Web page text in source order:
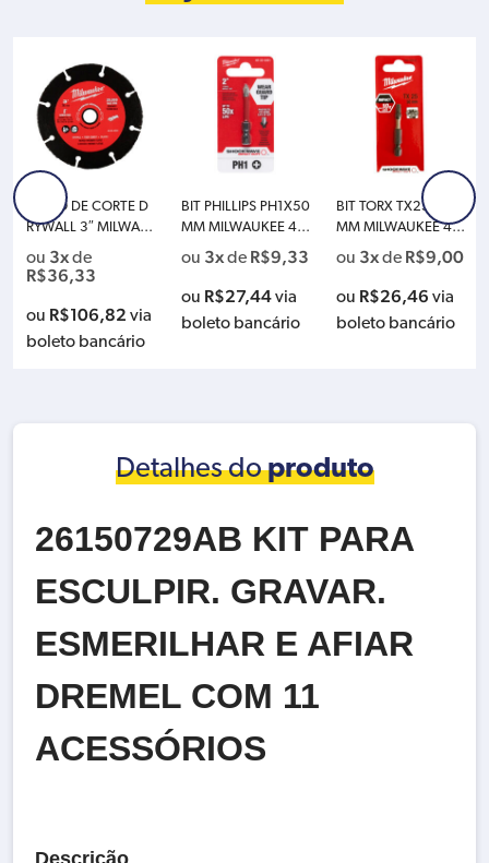
DISCO DE CORTE D
RYWALL 3″ MILWAU
KEE 49-94-3005
ou 3xde
R$36,33
ou R$106,82 via
boleto bancário
BIT PHILLIPS PH1X50
MM MILWAUKEE 48-
32-4461
ou 3xde R$9,33
ou R$27,44via
boleto bancário
BIT TORX TX25X50
MM MILWAUKEE 49
32352444
ou 3xde R$9,00
ou R$26,46 via
boleto bancário
Detalhes doproduto
26150729AB KIT PARA
ESCULPIR. GRAVAR.
ESMERILHAR E AFIAR
DREMEL COM 11
ACESSÓRIOS
Descrição